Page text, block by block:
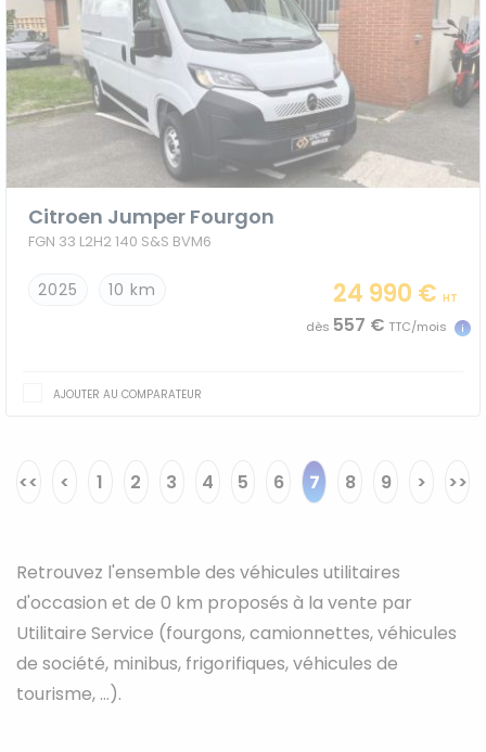
Citroen Jumper Fourgon
FGN 33 L2H2 140 S&S BVM6
2025 10 km 24 990 € HT
dès 557 € TTC/mois
AJOUTER AU COMPARATEUR
<< < 1 2 3 4 5 6 7 8 9 > >>
Retrouvez l'ensemble des véhicules utilitaires
d'occasion et de 0 km proposés à la vente par
Utilitaire Service (fourgons, camionnettes, véhicules
de société, minibus, frigorifiques, véhicules de
tourisme, ...).